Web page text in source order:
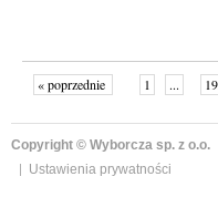
« poprzednie 1 ...
Copyright © Wyborcza sp. z o.o.
Ustawienia prywatności